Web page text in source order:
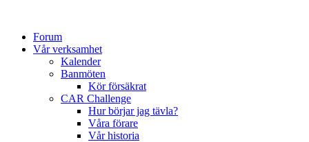
Forum
Vår verksamhet
Kalender
Banmöten
Kör försäkrat
CAR Challenge
Hur börjar jag tävla?
Våra förare
Vår historia